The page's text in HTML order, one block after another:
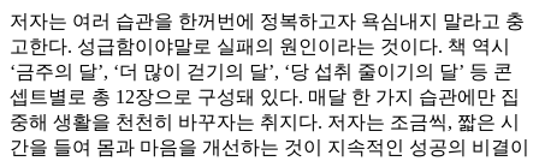
저자는 여러 습관을 한꺼번에 정복하고자 욕심내지 말라고 충
고한다. 성급함이야말로 실패의 원인이라는 것이다. 책 역시
‘금주의 달’, ‘더 많이 걷기의 달’, ‘당 섭취 줄이기의 달’ 등 콘
셉트별로 총 12장으로 구성돼 있다. 매달 한 가지 습관에만 집
중해 생활을 천천히 바꾸자는 취지다. 저자는 조금씩, 짧은 시
간을 들여 몸과 마음을 개선하는 것이 지속적인 성공의 비결이